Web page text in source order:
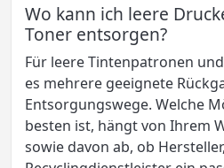
Wo kann ich leere
Toner entsorgen?
Für leere Tintenpatronen
es mehrere geeignete
Entsorgungswege. Welche
besten ist, hängt von Ihrem
sowie davon ab, ob